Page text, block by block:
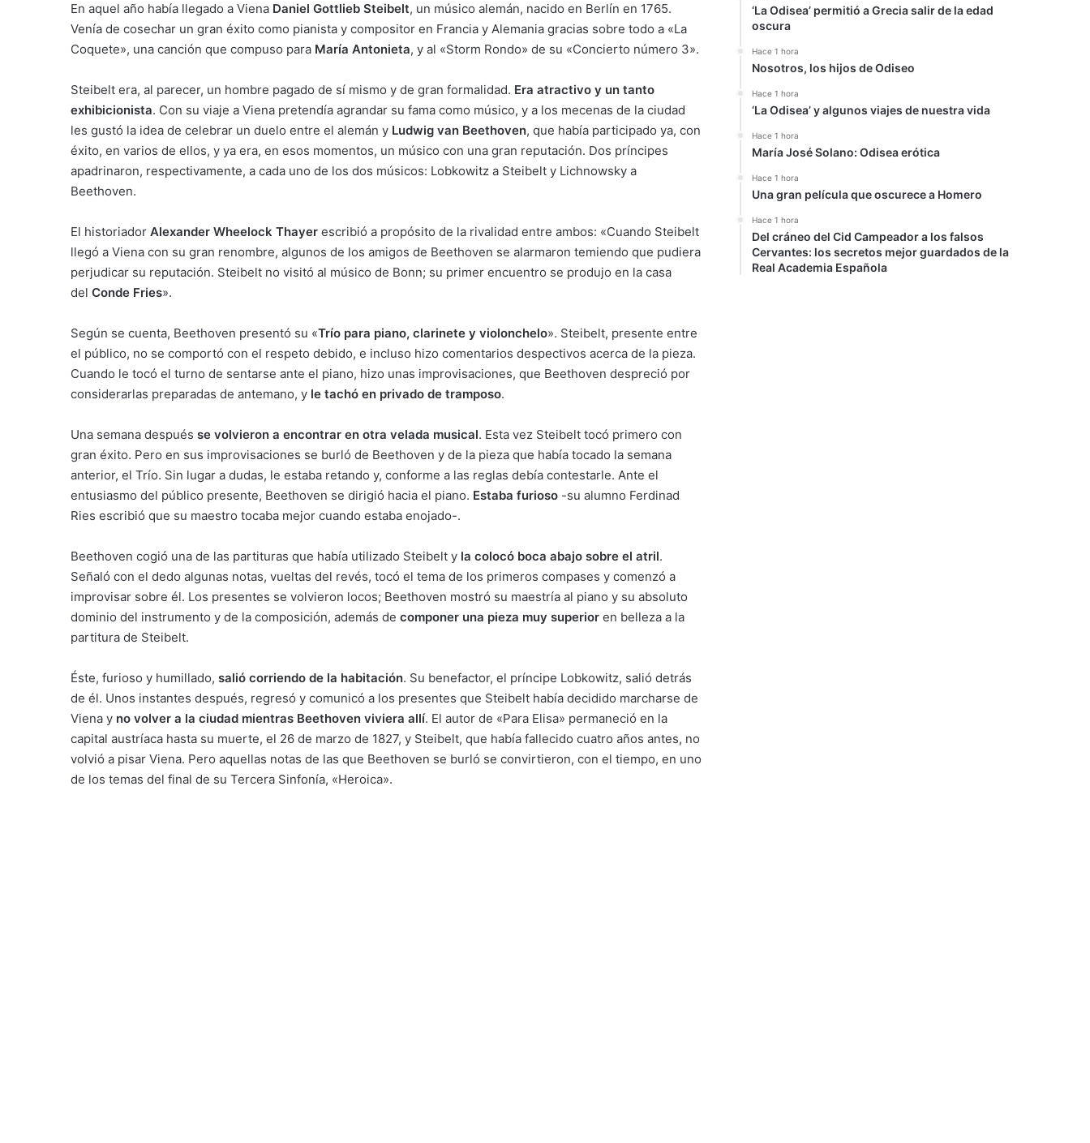
En aquel año había llegado a Viena Daniel Gottlieb Steibelt, un músico alemán, nacido en Berlín en 1765.
Venía de cosechar un gran éxito como pianista y compositor en Francia y Alemania gracias sobre todo a «La
Coquete», una canción que compuso para María Antonieta, y al «Storm Rondo» de su «Concierto número 3».
Steibelt era, al parecer, un hombre pagado de sí mismo y de gran formalidad. Era atractivo y un tanto
exhibicionista. Con su viaje a Viena pretendía agrandar su fama como músico, y a los mecenas de la ciudad
les gustó la idea de celebrar un duelo entre el alemán y Ludwig van Beethoven, que había participado ya, con
éxito, en varios de ellos, y ya era, en esos momentos, un músico con una gran reputación. Dos príncipes
apadrinaron, respectivamente, a cada uno de los dos músicos: Lobkowitz a Steibelt y Lichnowsky a
Beethoven.
El historiador Alexander Wheelock Thayer escribió a propósito de la rivalidad entre ambos: «Cuando Steibelt
llegó a Viena con su gran renombre, algunos de los amigos de Beethoven se alarmaron temiendo que pudiera
perjudicar su reputación. Steibelt no visitó al músico de Bonn; su primer encuentro se produjo en la casa
del Conde Fries».
Según se cuenta, Beethoven presentó su «Trío para piano, clarinete y violonchelo». Steibelt, presente entre
el público, no se comportó con el respeto debido, e incluso hizo comentarios despectivos acerca de la pieza.
Cuando le tocó el turno de sentarse ante el piano, hizo unas improvisaciones, que Beethoven despreció por
considerarlas preparadas de antemano, y le tachó en privado de tramposo.
Una semana después se volvieron a encontrar en otra velada musical. Esta vez Steibelt tocó primero con
gran éxito. Pero en sus improvisaciones se burló de Beethoven y de la pieza que había tocado la semana
anterior, el Trío. Sin lugar a dudas, le estaba retando y, conforme a las reglas debía contestarle. Ante el
entusiasmo del público presente, Beethoven se dirigió hacia el piano. Estaba furioso -su alumno Ferdinad
Ries escribió que su maestro tocaba mejor cuando estaba enojado-.
Beethoven cogió una de las partituras que había utilizado Steibelt y la colocó boca abajo sobre el atril.
Señaló con el dedo algunas notas, vueltas del revés, tocó el tema de los primeros compases y comenzó a
improvisar sobre él. Los presentes se volvieron locos; Beethoven mostró su maestría al piano y su absoluto
dominio del instrumento y de la composición, además de componer una pieza muy superior en belleza a la
partitura de Steibelt.
Éste, furioso y humillado, salió corriendo de la habitación. Su benefactor, el príncipe Lobkowitz, salió detrás
de él. Unos instantes después, regresó y comunicó a los presentes que Steibelt había decidido marcharse de
Viena y no volver a la ciudad mientras Beethoven viviera allí. El autor de «Para Elisa» permaneció en la
capital austríaca hasta su muerte, el 26 de marzo de 1827, y Steibelt, que había fallecido cuatro años antes, no
volvió a pisar Viena. Pero aquellas notas de las que Beethoven se burló se convirtieron, con el tiempo, en uno
de los temas del final de su Tercera Sinfonía, «Heroica».
‘La Odisea’ permitió a Grecia salir de la edad
oscura
Hace 1 hora
Nosotros, los hijos de Odiseo
Hace 1 hora
‘La Odisea’ y algunos viajes de nuestra vida
Hace 1 hora
María José Solano: Odisea erótica
Hace 1 hora
Una gran película que oscurece a Homero
Hace 1 hora
Del cráneo del Cid Campeador a los falsos
Cervantes: los secretos mejor guardados de la
Real Academia Española